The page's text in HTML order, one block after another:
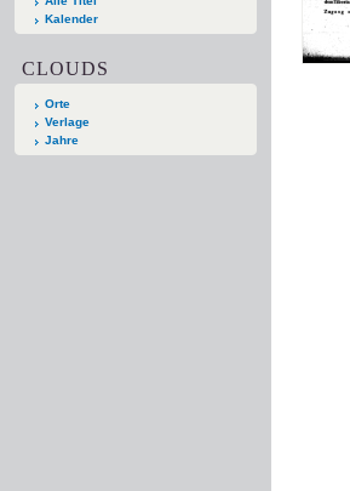
Kalender
CLOUDS
Orte
Verlage
Jahre